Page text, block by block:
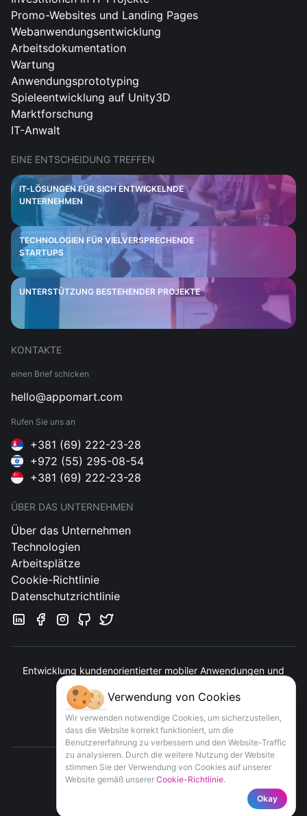
Promo-Websites und Landing Pages
Webanwendungsentwicklung
Arbeitsdokumentation
Wartung
Anwendungsprototyping
Spieleentwicklung auf Unity3D
Marktforschung
IT-Anwalt
EINE ENTSCHEIDUNG TREFFEN
IT-LÖSUNGEN FÜR SICH ENTWICKELNDE
UNTERNEHMEN
TECHNOLOGIEN FÜR VIELVERSPRECHENDE
STARTUPS
UNTERSTÜTZUNG BESTEHENDER PROJEKTE
KONTAKTE
einen Brief schicken
hello@appomart.com
Rufen Sie uns an
+381 (69) 222-23-28
+972 (55) 295-08-54
+381 (69) 222-23-28
ÜBER DAS UNTERNEHMEN
Über das Unternehmen
Technologien
Arbeitsplätze
Cookie-Richtlinie
Datenschutzrichtlinie
Entwicklung kundenorientierter mobiler Anwendungen und
Kontakt
Verwendung von Cookies
Wir verwenden notwendige Cookies, um sicherzustellen,
dass die Website korrekt funktioniert, um die
Benutzererfahrung zu verbessern und den Website-Traffic
zu analysieren. Durch die weitere Nutzung der Website
stimmen Sie der Verwendung von Cookies auf unserer
Website gemäß unserer Cookie-Richtlinie.
Okay